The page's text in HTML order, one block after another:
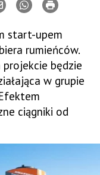
start-upem
rumieńców.
będzie
w grupie
ciągniki od